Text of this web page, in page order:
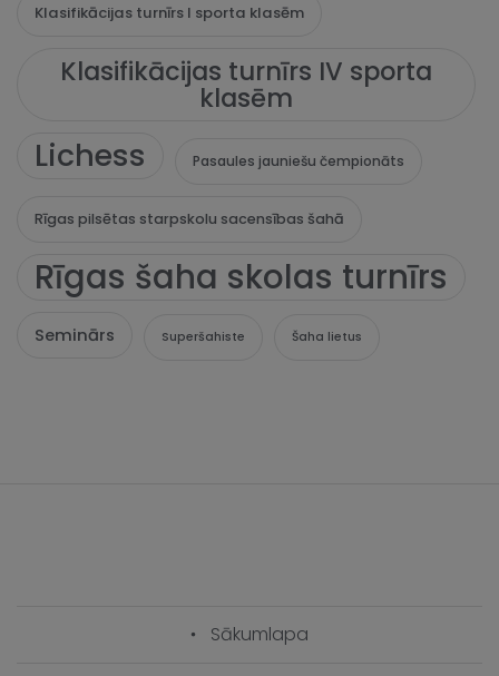
Klasifikācijas turnīrs I sporta klasēm
Klasifikācijas turnīrs IV sporta
klasēm
Lichess Pasaules jauniešu čempionāts
Rīgas pilsētas starpskolu sacensības šahā
Rīgas šaha skolas turnīrs
Seminārs Superšahiste Šaha lietus
Sākumlapa